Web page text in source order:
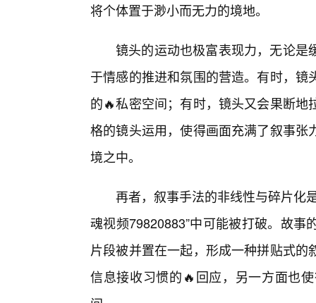
将个体置于渺小而无力的境地。
镜头的运动也极富表现力，无论是
于情感的推进和氛围的营造。有时，
的🔥私密空间；有时，镜头又会果断
格的镜头运用，使得画面充满了叙事
境之中。
再者，叙事手法的非线性与碎片化
魂视频79820883”中可能被打破。故
片段被并置在一起，形成一种拼贴式
信息接收习惯的🔥回应，另一方面也